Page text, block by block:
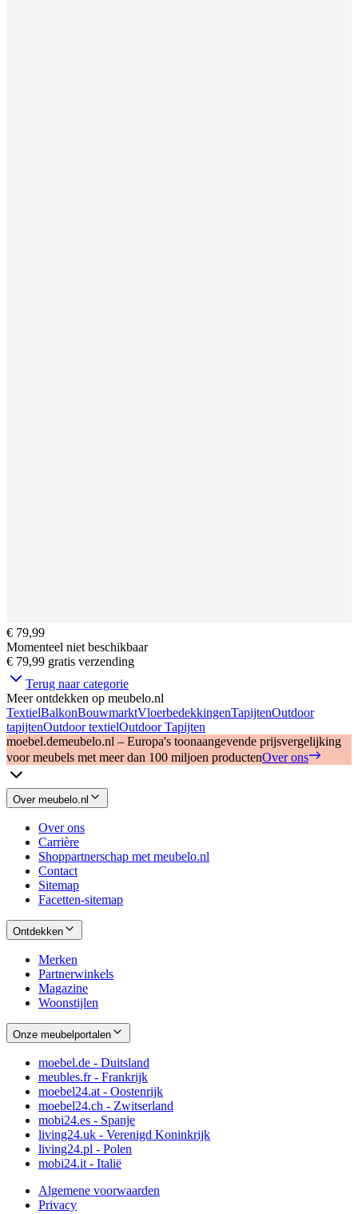
€ 79,99
Momenteel niet beschikbaar
€ 79,99 gratis verzending
Terug naar categorie
Meer ontdekken op meubelo.nl
TextielBalkonBouwmarktVloerbedekkingenTapijtenOutdoor
tapijtenOutdoor textielOutdoor Tapijten
moebel.demeubelo.nl – Europa's toonaangevende prijsvergelijking
voor meubels met meer dan 100 miljoen productenOver ons
Over meubelo.nl
Over ons
Carrière
Shoppartnerschap met meubelo.nl
Contact
Sitemap
Facetten-sitemap
Ontdekken
Merken
Partnerwinkels
Magazine
Woonstijlen
Onze meubelportalen
moebel.de - Duitsland
meubles.fr - Frankrijk
moebel24.at - Oostenrijk
moebel24.ch - Zwitserland
mobi24.es - Spanje
living24.uk - Verenigd Koninkrijk
living24.pl - Polen
mobi24.it - Italië
Algemene voorwaarden
Privacy